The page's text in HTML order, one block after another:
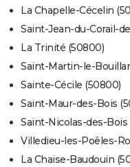
La Chapelle-Cécelin
Saint-Jean-du-Corail-
La Trinité (50800)
Saint-Martin-le-
Sainte-Cécile (50800)
Saint-Maur-des-Bois
Saint-Nicolas-des-Bois
Villedieu-les-Poêles-
La Chaise-Baudouin